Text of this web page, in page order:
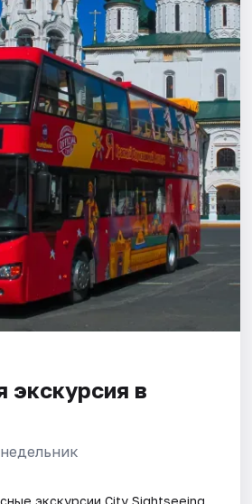
экскурсия в
экскурсии City Sightseeing